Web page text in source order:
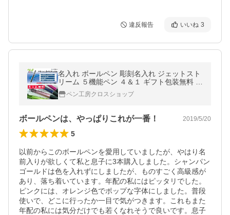
違反報告 いいね 3
名入れ ボールペン 彫刻名入れ ジェットスト
リーム ５機能ペン ４＆１ ギフト包装無料 三
菱鉛筆 専門店
ペン工房クロスショップ
ボールペンは、やっぱりこれが一番！ 2019/5/20
5
以前からこのボールペンを愛用していましたが、やはり名
前入りが欲しくて私と息子に3本購入しました。シャンパン
ゴールドは色を入れずにしましたが、ものすごく高級感が
あり、落ち着いています。年配の私にはピッタリでした。
ピンクには、オレンジ色でポップな字体にしました。普段
使いで、どこに行ったか一目で気がつきます。これもまた
年配の私には気分だけでも若くなれそうで良いです。息子